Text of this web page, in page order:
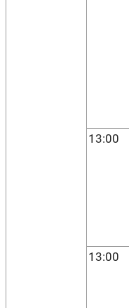
13:00
13:00